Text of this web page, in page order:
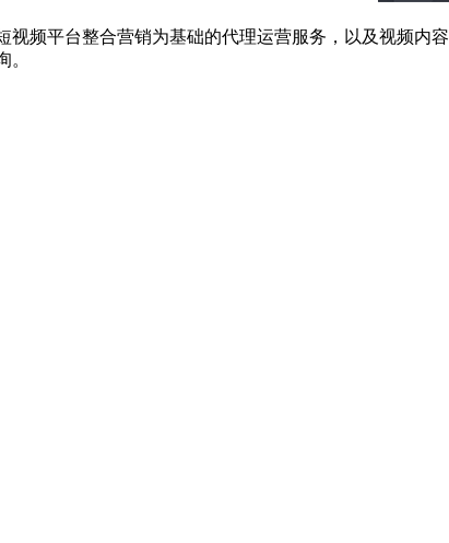
频平台整合营销为基础的代理运营服务，以及视频内